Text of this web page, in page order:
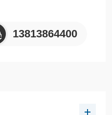
13813864400